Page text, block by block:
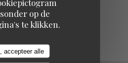
op de
te klikken.
accepteer alle
in een nieuw venster))
in een nieuw venster))
((opent in een nieuw